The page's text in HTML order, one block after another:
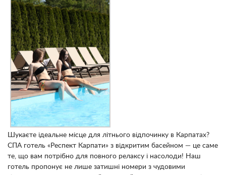
Шукаєте ідеальне місце для літнього відпочинку в Карпатах?
СПА готель «Респект Карпати» з відкритим басейном — це саме
те, що вам потрібно для повного релаксу і насолоди! Наш
готель пропонує не лише затишні номери з чудовими